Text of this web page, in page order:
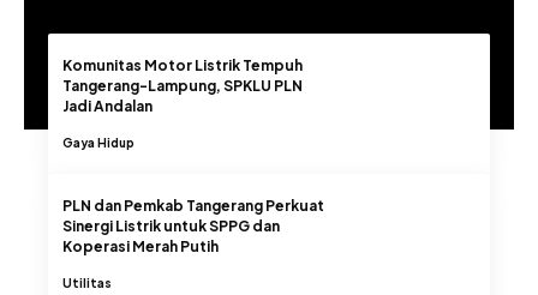
Komunitas Motor Listrik Tempuh
Tangerang-Lampung, SPKLU PLN
Jadi Andalan
Gaya Hidup
PLN dan Pemkab Tangerang Perkuat
Sinergi Listrik untuk SPPG dan
Koperasi Merah Putih
Utilitas